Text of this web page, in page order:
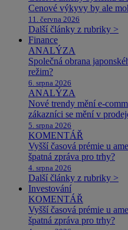
Cenové výkyvy by ale
11. června 2026
Další články z rubriky >
Finance
ANALÝZA
Společná obrana
režim?
6. srpna 2026
ANALÝZA
Nové trendy mění e-
zákazníci se mění v
5. srpna 2026
KOMENTÁŘ
Vyšší časová prémie u
špatná zpráva pro trhy?
4. srpna 2026
Další články z rubriky >
Investování
KOMENTÁŘ
Vyšší časová prémie u
špatná zpráva pro trhy?